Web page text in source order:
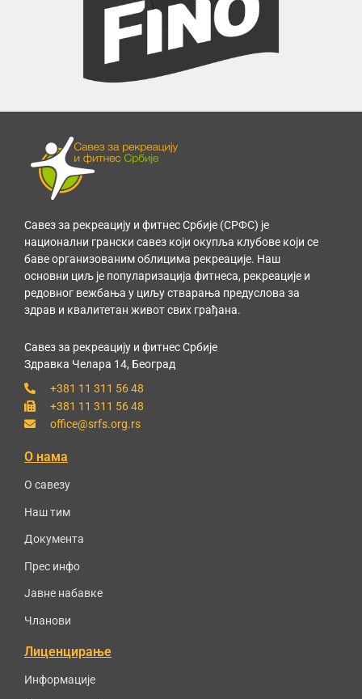
Савез за рекреацију и фитнес Србије (СРФС) је
национални грански савез који окупља клубове који се
баве организованим облицима рекреације. Наш
основни циљ је популаризација фитнеса, рекреације и
редовног вежбања у циљу стварања предуслова за
здрав и квалитетан живот свих грађана.
Савез за рекреацију и фитнес Србије
Здравка Челара 14, Београд
+381 11 311 56 48
+381 11 311 56 48
office@srfs.org.rs
О нама
О савезу
Наш тим
Документа
Прес инфо
Јавне набавке
Чланови
Лиценцирање
Информације